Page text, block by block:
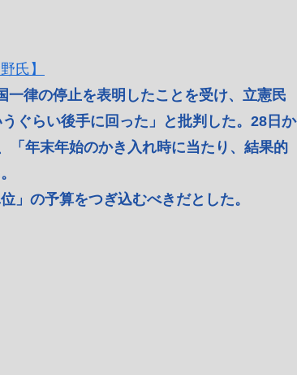
氏】
律の停止を表明したことを受け、立憲民
ぐらい後手に回った」と批判した。28日か
「年末年始のかき入れ時に当たり、結果的
の予算をつぎ込むべきだとした。